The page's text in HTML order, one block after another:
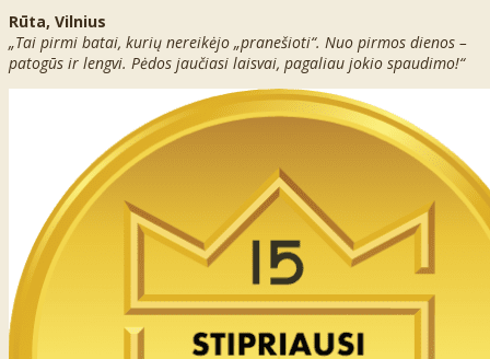
Rūta, Vilnius
„Tai pirmi batai, kurių nereikėjo „pranešioti“. Nuo pirmos dienos –
patogūs ir lengvi. Pėdos jaučiasi laisvai, pagaliau jokio spaudimo!“